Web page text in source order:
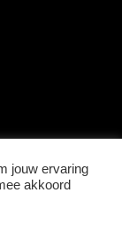
jouw ervaring
akkoord